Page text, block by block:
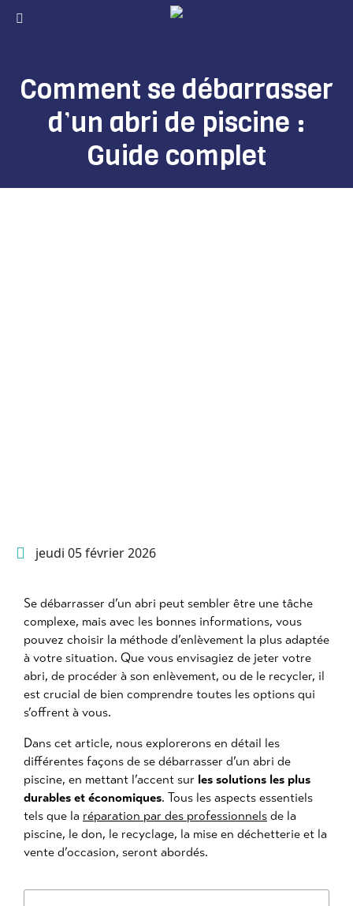
Comment se débarrasser
d’un abri de piscine :
Guide complet
jeudi 05 février 2026
Se débarrasser d’un abri peut sembler être une tâche
complexe, mais avec les bonnes informations, vous
pouvez choisir la méthode d’enlèvement la plus adaptée
à votre situation. Que vous envisagiez de jeter votre
abri, de procéder à son enlèvement, ou de le recycler, il
est crucial de bien comprendre toutes les options qui
s’offrent à vous.
Dans cet article, nous explorerons en détail les
différentes façons de se débarrasser d’un abri de
piscine, en mettant l’accent sur les solutions les plus
durables et économiques. Tous les aspects essentiels
tels que la réparation par des professionnels de la
piscine, le don, le recyclage, la mise en déchetterie et la
vente d’occasion, seront abordés.